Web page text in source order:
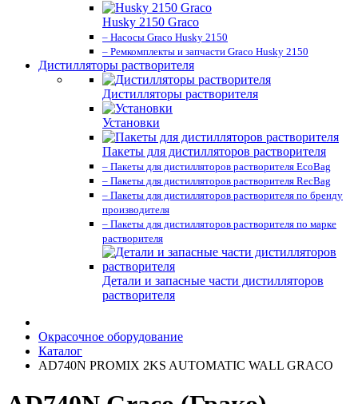
Husky 2150 Graco
– Насосы Graco Husky 2150
– Ремкомплекты и запчасти Graco Husky 2150
Дистилляторы растворителя
Дистилляторы растворителя
Установки
Пакеты для дистилляторов растворителя
– Пакеты для дистилляторов растворителя EcoBag
– Пакеты для дистилляторов растворителя RecBag
– Пакеты для дистилляторов растворителя по бренду
производителя
– Пакеты для дистилляторов растворителя по марке
растворителя
Детали и запасные части дистилляторов
растворителя
Окрасочное оборудование
Каталог
AD740N PROMIX 2KS AUTOMATIC WALL GRACO